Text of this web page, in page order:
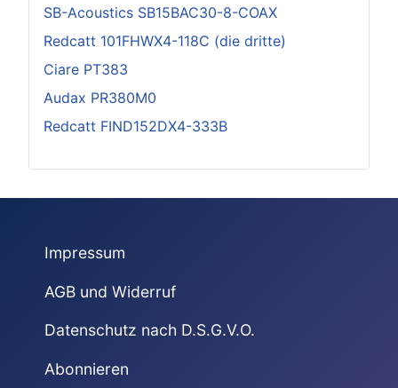
SB-Acoustics SB15BAC30-8-COAX
Redcatt 101FHWX4-118C (die dritte)
Ciare PT383
Audax PR380M0
Redcatt FIND152DX4-333B
Impressum
AGB und Widerruf
Datenschutz nach D.S.G.V.O.
Abonnieren